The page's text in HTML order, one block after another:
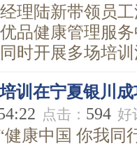
理陆新带领员
品健康管理服
时开展多场培
训在宁夏银川
点击： 594 好
康中国 你我同